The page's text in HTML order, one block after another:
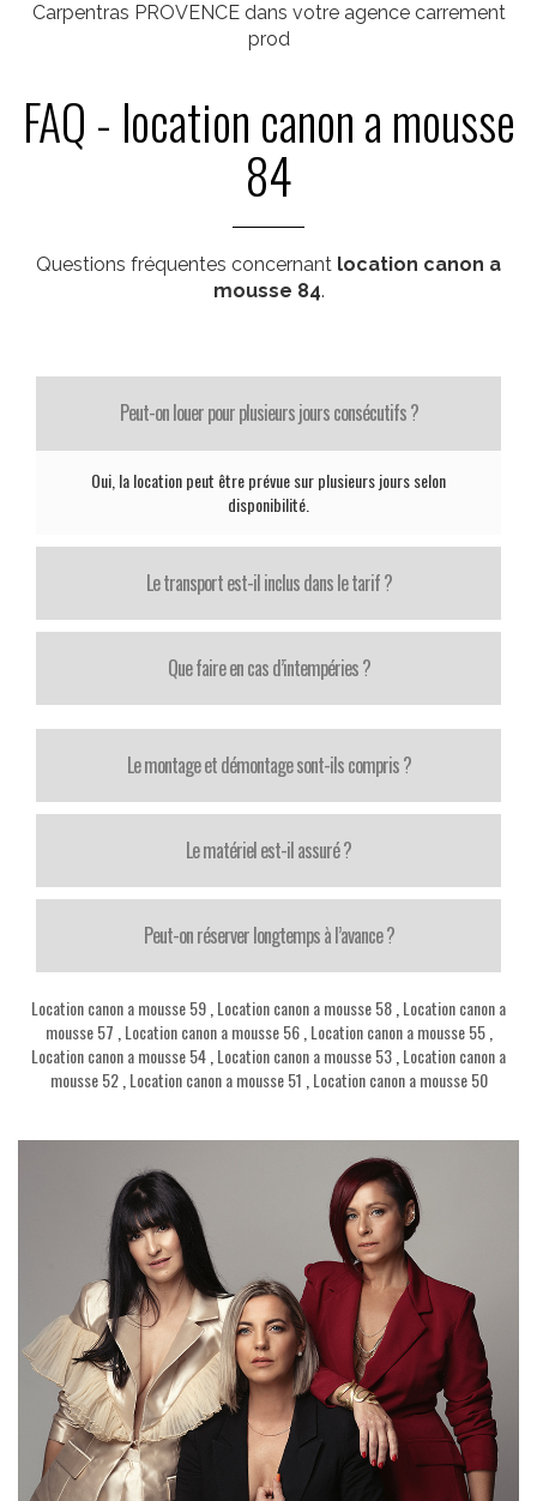
Carpentras PROVENCE dans votre agence carrement
prod
FAQ - location canon a mousse
84
Questions fréquentes concernant location canon a
mousse 84.
Peut-on louer pour plusieurs jours consécutifs ?
Oui, la location peut être prévue sur plusieurs jours selon
disponibilité.
Le transport est-il inclus dans le tarif ?
Que faire en cas d’intempéries ?
Le montage et démontage sont-ils compris ?
Le matériel est-il assuré ?
Peut-on réserver longtemps à l’avance ?
Location canon a mousse 59 Location canon a mousse 58 Location canon a
mousse 57 Location canon a mousse 56, Location canon a mousse 55,
Location canon a mousse 54 Location canon a mousse 53 Location canon a
mousse 52, Location canon a mousse 51 Location canon a mousse 50